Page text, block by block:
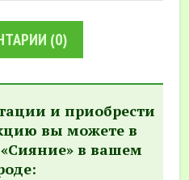
(0)
и приобрести
вы можете в
в вашем